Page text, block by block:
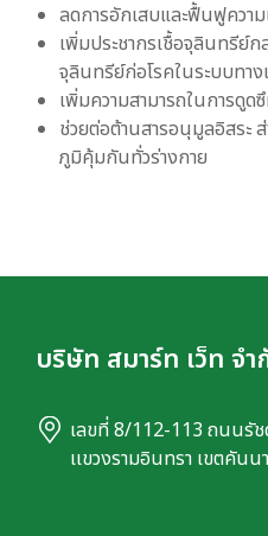
ลดการอักเสบและฟื้นฟูควา
เพิ่มประชากรเชื้อจุลินทรีย์
จุลินทรีย์ก่อโรคในระบบทาง
เพิ่มความสามารถในการดูด
ช่วยต่อต้านสารอนุมูลอิสระ
ภูมิคุ้มกันทั่วร่างกาย
บริษัท สมาร์ท เว็ท จำ
เลขที่ 8/112-113 ถนนรัช
เเขวงรามอินทรา เขตคัน